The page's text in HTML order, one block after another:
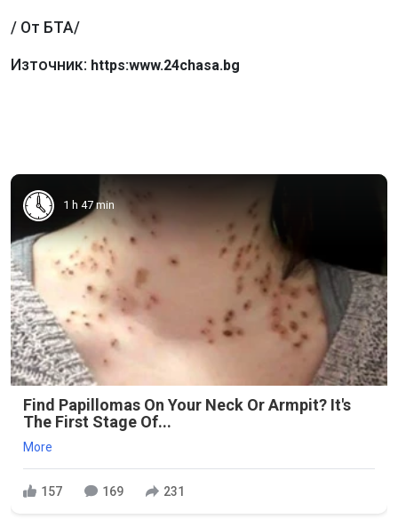
/ От БТА/
Източник: https:www.24chasa.bg
1 h 47 min
Find Papillomas On Your Neck Or Armpit? It's
The First Stage Of...
More
157 169 231